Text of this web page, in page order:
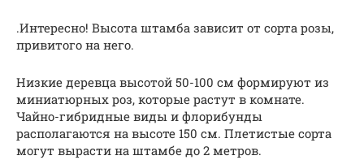
.Интересно! Высота штамба зависит от сорта розы,
привитого на него.
Низкие деревца высотой 50-100 см формируют из
миниатюрных роз, которые растут в комнате.
Чайно-гибридные виды и флорибунды
располагаются на высоте 150 см. Плетистые сорта
могут вырасти на штамбе до 2 метров.